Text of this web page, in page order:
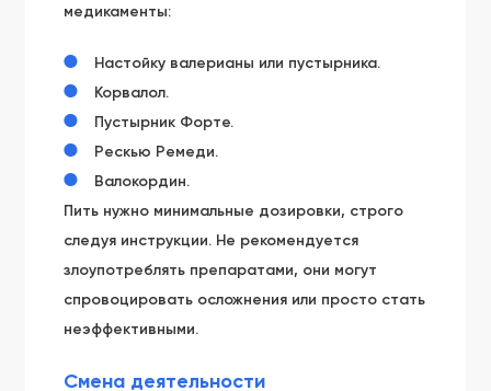
медикаменты:
Настойку валерианы или пустырника.
Корвалол.
Пустырник Форте.
Рескью Ремеди.
Валокордин.
Пить нужно минимальные дозировки, строго
следуя инструкции. Не рекомендуется
злоупотреблять препаратами, они могут
спровоцировать осложнения или просто стать
неэффективными.
Смена деятельности